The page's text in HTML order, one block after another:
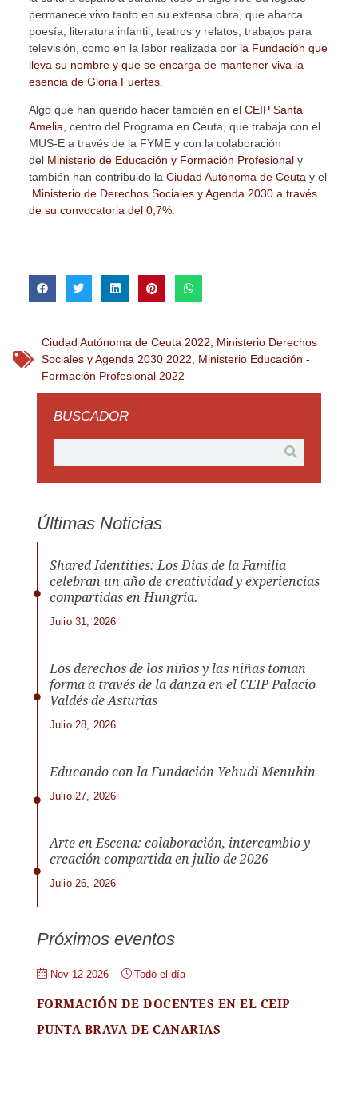
permanece vivo tanto en su extensa obra, que abarca
poesía, literatura infantil, teatros y relatos, trabajos para
televisión, como en la labor realizada por la Fundación que
lleva su nombre y que se encarga de mantener viva la
esencia de Gloria Fuertes.
Algo que han querido hacer también en el CEIP Santa
Amelia , centro del Programa en Ceuta, que trabaja con el
MUS-E a través de la FYME y con la colaboración
del Ministerio de Educación y Formación Profesionaly
también han contribuido la Ciudad Autónoma de Ceuta y el
Ministerio de Derechos Sociales y Agenda 2030 a través
de su convocatoria del 0,7%.
Ciudad Autónoma de Ceuta 2022
Ministerio Derechos
Sociales y Agenda 2030 2022
Ministerio Educación -
Formación Profesional 2022
BUSCADOR
Últimas Noticias
Shared Identities: Los Días de la Familia
celebran un año de creatividad y experiencias
compartidas en Hungría.
Julio 31, 2026
Los derechos de los niños y las niñas toman
forma a través de la danza en el CEIP Palacio
Valdés de Asturias
Julio 28, 2026
Educando con la Fundación Yehudi Menuhin
Julio 27, 2026
Arte en Escena: colaboración, intercambio y
creación compartida en julio de 2026
Julio 26, 2026
Próximos eventos
Nov 12 2026 Todo el día
FORMACIÓN DE DOCENTES EN EL CEIP
PUNTA BRAVA DE CANARIAS